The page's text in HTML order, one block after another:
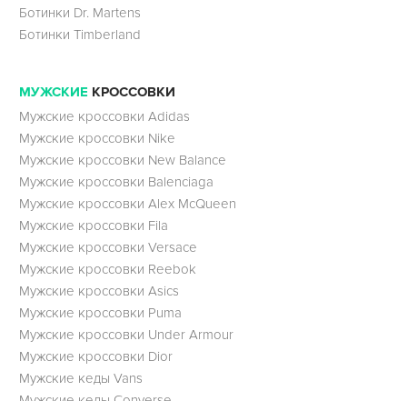
Ботинки Dr. Martens
Ботинки Timberland
МУЖСКИЕ КРОССОВКИ
Мужские кроссовки Adidas
Мужские кроссовки Nike
Мужские кроссовки New Balance
Мужские кроссовки Balenciaga
Мужские кроссовки Alex McQueen
Мужские кроссовки Fila
Мужские кроссовки Versace
Мужские кроссовки Reebok
Мужские кроссовки Asics
Мужские кроссовки Puma
Мужские кроссовки Under Armour
Мужские кроссовки Dior
Мужские кеды Vans